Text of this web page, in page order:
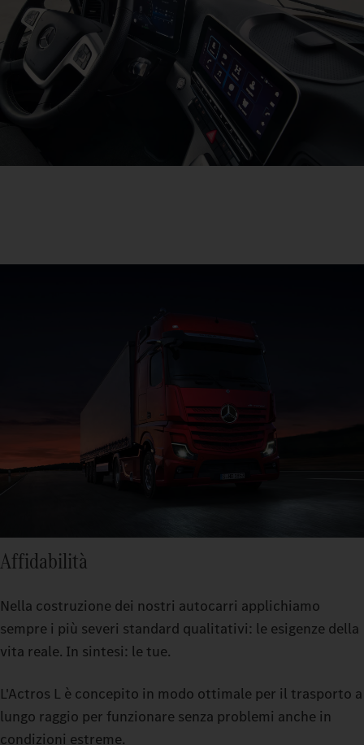
Affidabilità
Nella costruzione dei nostri autocarri applichiamo
sempre i più severi standard qualitativi: le esigenze della
vita reale. In sintesi: le tue.
L'Actros L è concepito in modo ottimale per il trasporto a
lungo raggio per funzionare senza problemi anche in
condizioni estreme.